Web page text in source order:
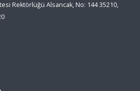
Rektörlüğü Alsancak, No: 144 35210,